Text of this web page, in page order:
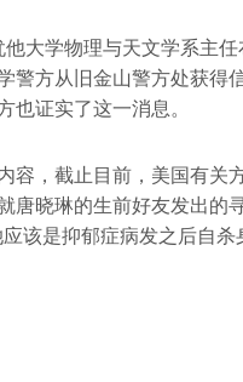
大学物理与天文学系主
警方从旧金山警方处获得
也证实了这一消息。
容，截止目前，美国有关
唐晓琳的生前好友发出的
该是抑郁症病发之后自杀